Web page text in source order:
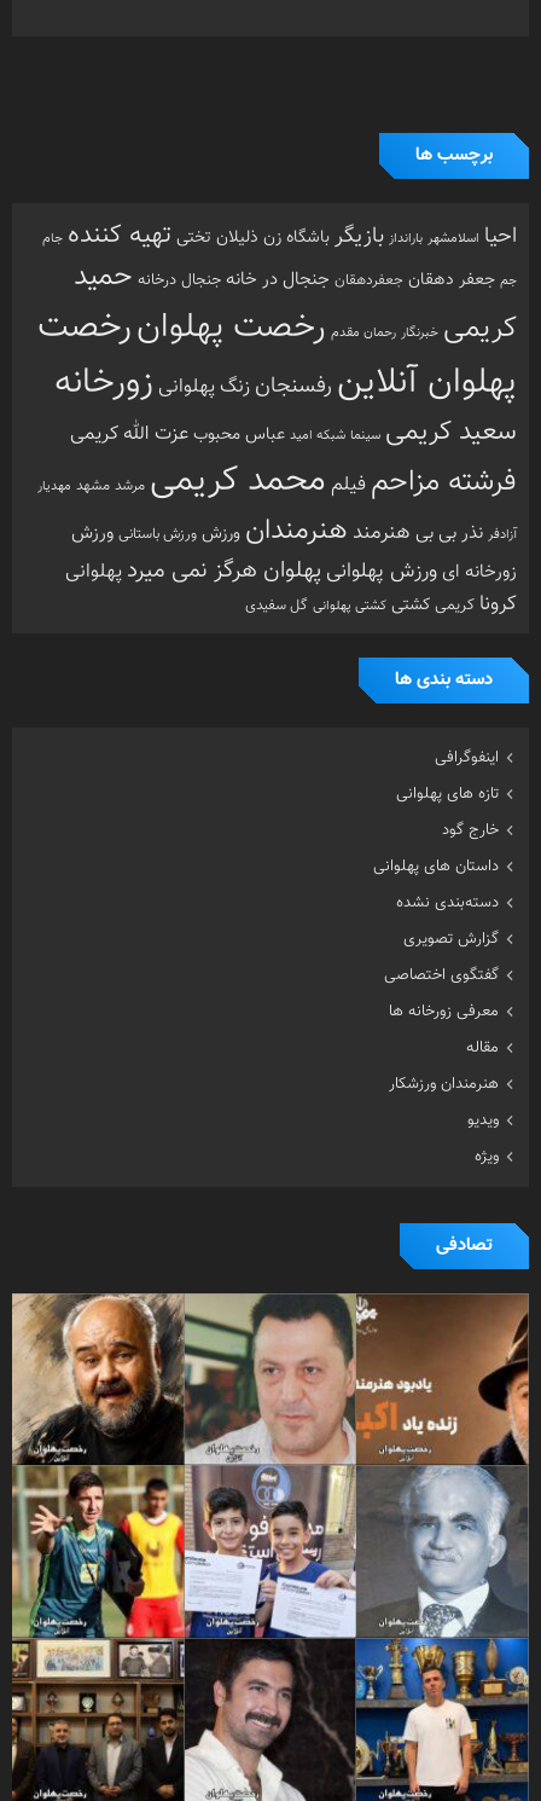
برچسب ها
احیا اسلامشهر بارانداز بازیگر باشگاه زن ذلیلان تختی تهیه کننده جام
جم جعفر دهقان جعفردهقان جنجال در خانه جنجال درخانه حمید
کریمی خبرنگار رحمان مقدم رخصت پهلوانرخصت
پهلوان آنلاین رفسنجان زنگ پهلوانی زورخانه
سعید کریمی سینما شبکه امید عباس محبوبعزت الله کریمی
فرشته مزاحمفیلم محمد کریمی مرشد مشهد مهدیار
آزادفر نذر بی بی هنرمند هنرمندان ورزش ورزش باستانی ورزش
زورخانه ای ورزش پهلوانی پهلوان هرگز نمی میرد پهلوانی
کرونا کریمی کشتی کشتی پهلوانی گل سفیدی
دسته بندی ها
اینفوگرافی
تازه های پهلوانی
خارج گود
داستان های پهلوانی
دسته‌بندی نشده
گزارش تصویری
گفتگوی اختصاصی
معرفی زورخانه ها
مقاله
هنرمندان ورزشکار
ویدیو
ویژه
تصادفی